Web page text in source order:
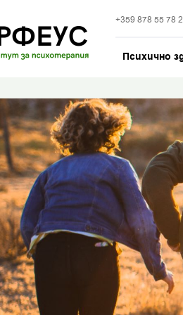
+359 878 55 78
Психично